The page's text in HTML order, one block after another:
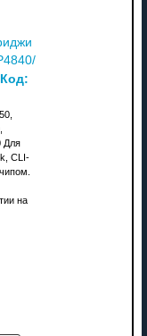
Для
CLI-
на